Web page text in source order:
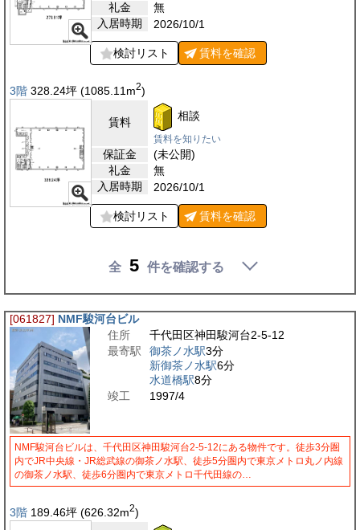
礼金
無
入居時期
2026/10/1
検討リスト 賃料を確認
3階 328.24坪 (1085.11 m2)
賃料 相談
賃料を知りたい
保証金
(未公開)
礼金
無
入居時期
2026/10/1
検討リスト 賃料を確認
全 5 件を確認する
[061827] NMF駿河台ビル
住所
千代田区神田駿河台2-5-12
最寄駅
御茶ノ水駅3分
新御茶ノ水駅6分
水道橋駅8分
竣工
1997/4
NMF駿河台ビルは、千代田区神田駿河台2-5-12にある物件です。徒歩3分圏
内でJR中央線・JR総武線の御茶ノ水駅、徒歩5分圏内で東京メトロ丸ノ内線
の御茶ノ水駅、徒歩6分圏内で東京メトロ千代田線の…
3階 189.46坪 (626.32m2)